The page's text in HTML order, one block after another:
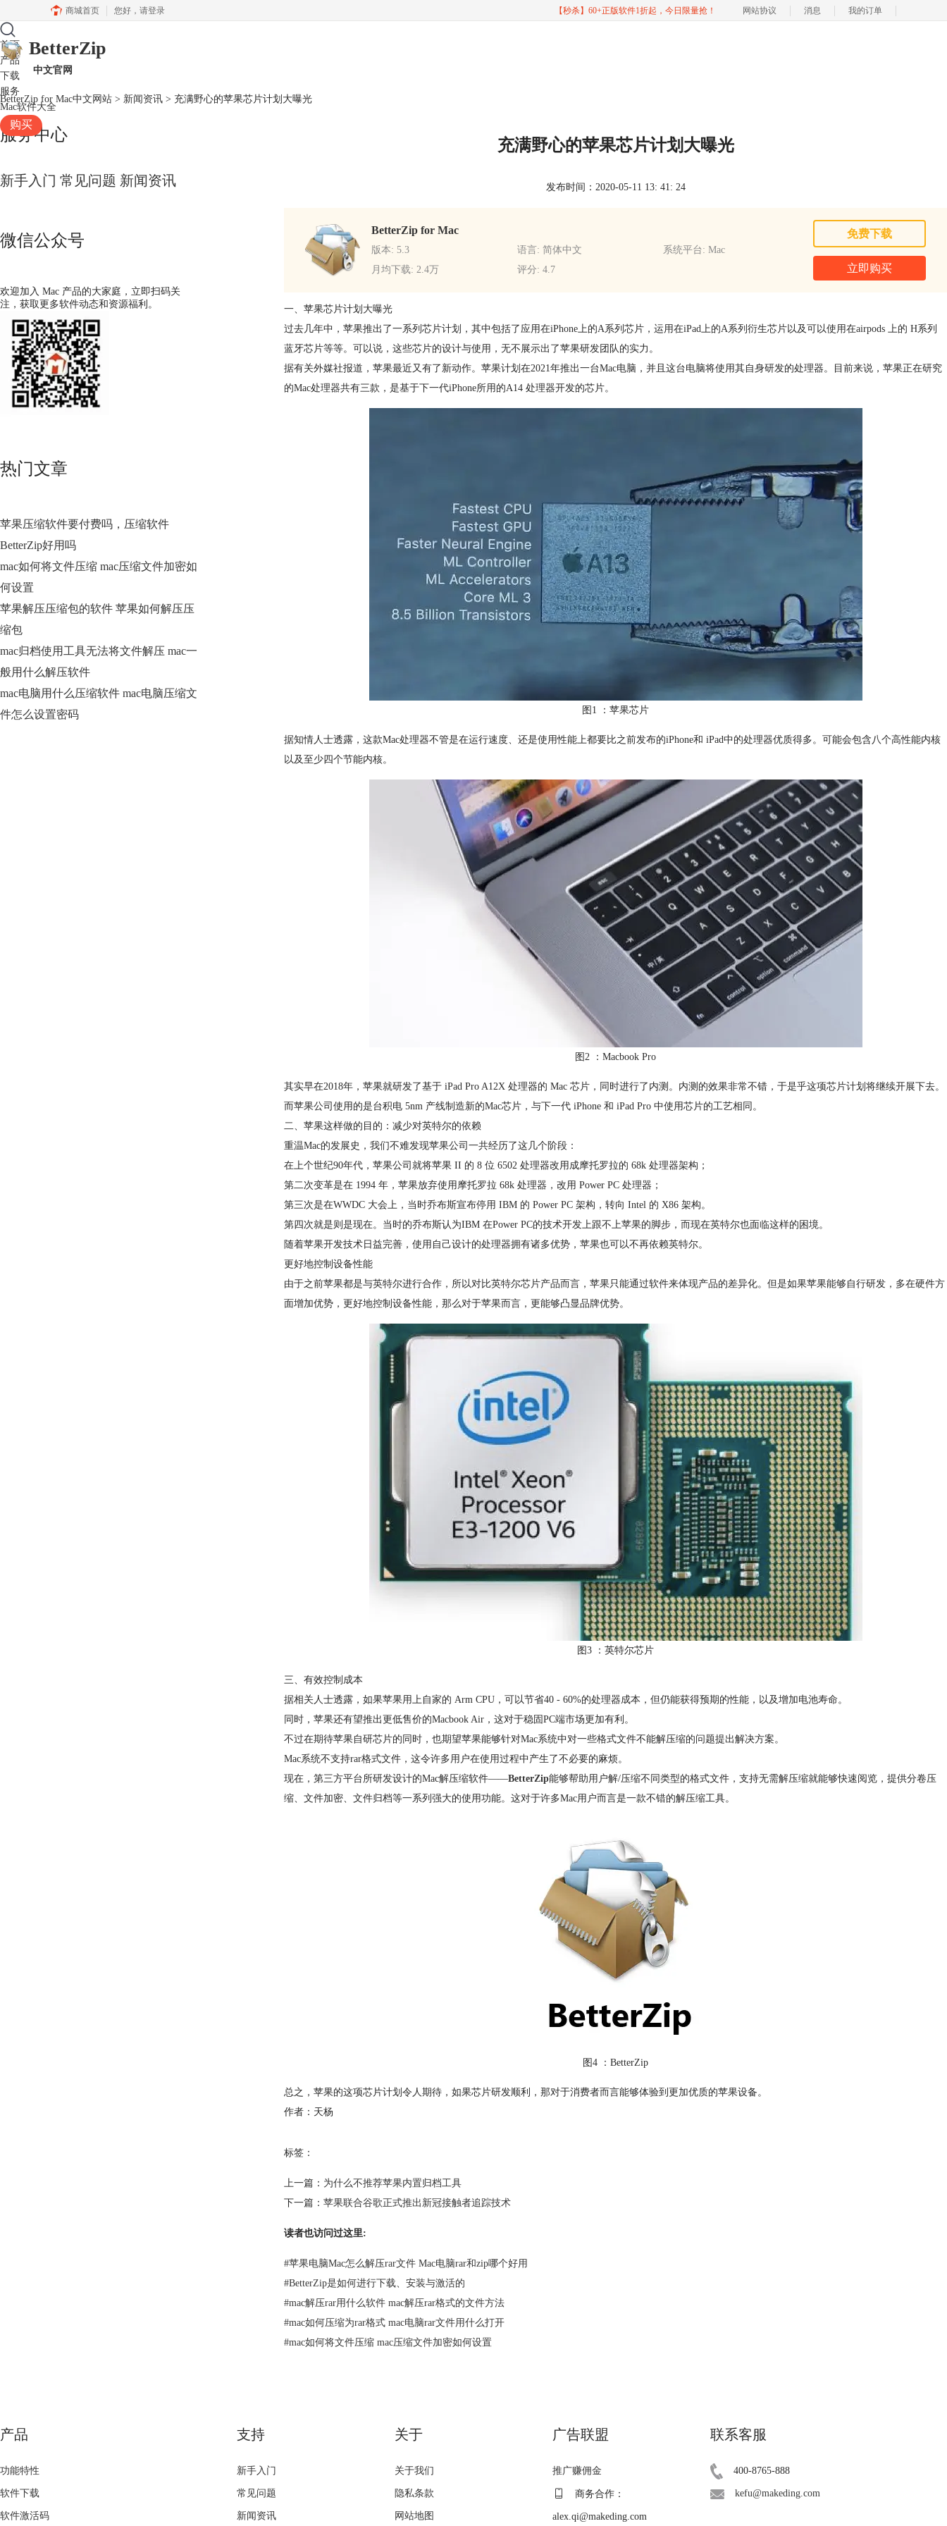
商城首页 您好， 请登录 【秒杀】60+正版软件1折起，今日限量抢！ 网站协议 消息 我的订单
BetterZip
中文官网
首页
产品
下载
服务
Mac软件大全
购买
BetterZip for Mac中文网站 > 新闻资讯 > 充满野心的苹果芯片计划大曝光
服务中心
新手入门 常见问题 新闻资讯
微信公众号
欢迎加入 Mac 产品的大家庭，立即扫码关
注，获取更多软件动态和资源福利。
热门文章
苹果压缩软件要付费吗，压缩软件
BetterZip好用吗
mac如何将文件压缩 mac压缩文件加密如
何设置
苹果解压压缩包的软件 苹果如何解压压
缩包
mac归档使用工具无法将文件解压 mac一
般用什么解压软件
mac电脑用什么压缩软件 mac电脑压缩文
件怎么设置密码
充满野心的苹果芯片计划大曝光
发布时间：2020-05-11 13: 41: 24
BetterZip for Mac
版本: 5.3 语言: 简体中文
系统平台: Mac
月均下载: 2.4万
评分: 4.7
免费下载
立即购买
一、苹果芯片计划大曝光
过去几年中，苹果推出了一系列芯片计划，其中包括了应用在iPhone上的A系列芯片，运用在iPad上的A系列衍生芯片以及可以使用在airpods 上的 H系列
蓝牙芯片等等。可以说，这些芯片的设计与使用，无不展示出了苹果研发团队的实力。
据有关外媒社报道，苹果最近又有了新动作。苹果计划在2021年推出一台Mac电脑，并且这台电脑将使用其自身研发的处理器。目前来说，苹果正在研究
的Mac处理器共有三款，是基于下一代iPhone所用的A14 处理器开发的芯片。
图1 ：苹果芯片
据知情人士透露，这款Mac处理器不管是在运行速度、还是使用性能上都要比之前发布的iPhone和 iPad中的处理器优质得多。可能会包含八个高性能内核
以及至少四个节能内核。
图2 ：Macbook Pro
其实早在2018年，苹果就研发了基于 iPad Pro A12X 处理器的 Mac 芯片，同时进行了内测。内测的效果非常不错，于是乎这项芯片计划将继续开展下去。
而苹果公司使用的是台积电 5nm 产线制造新的Mac芯片，与下一代 iPhone 和 iPad Pro 中使用芯片的工艺相同。
二、苹果这样做的目的：减少对英特尔的依赖
重温Mac的发展史，我们不难发现苹果公司一共经历了这几个阶段：
在上个世纪90年代，苹果公司就将苹果 II 的 8 位 6502 处理器改用成摩托罗拉的 68k 处理器架构；
第二次变革是在 1994 年，苹果放弃使用摩托罗拉 68k 处理器，改用 Power PC 处理器；
第三次是在WWDC 大会上，当时乔布斯宣布停用 IBM 的 Power PC 架构，转向 Intel 的 X86 架构。
第四次就是则是现在。当时的乔布斯认为IBM 在Power PC的技术开发上跟不上苹果的脚步，而现在英特尔也面临这样的困境。
随着苹果开发技术日益完善，使用自己设计的处理器拥有诸多优势，苹果也可以不再依赖英特尔。
更好地控制设备性能
由于之前苹果都是与英特尔进行合作，所以对比英特尔芯片产品而言，苹果只能通过软件来体现产品的差异化。但是如果苹果能够自行研发，多在硬件方
面增加优势，更好地控制设备性能，那么对于苹果而言，更能够凸显品牌优势。
图3 ：英特尔芯片
三、有效控制成本
据相关人士透露，如果苹果用上自家的 Arm CPU，可以节省40 - 60%的处理器成本，但仍能获得预期的性能，以及增加电池寿命。
同时，苹果还有望推出更低售价的Macbook Air，这对于稳固PC端市场更加有利。
不过在期待苹果自研芯片的同时，也期望苹果能够针对Mac系统中对一些格式文件不能解压缩的问题提出解决方案。
Mac系统不支持rar格式文件，这令许多用户在使用过程中产生了不必要的麻烦。
现在，第三方平台所研发设计的Mac解压缩软件——BetterZip能够帮助用户解/压缩不同类型的格式文件，支持无需解压缩就能够快速阅览，提供分卷压
缩、文件加密、文件归档等一系列强大的使用功能。这对于许多Mac用户而言是一款不错的解压缩工具。
图4 ：BetterZip
总之，苹果的这项芯片计划令人期待，如果芯片研发顺利，那对于消费者而言能够体验到更加优质的苹果设备。
作者：天杨
标签：
上一篇： 为什么不推荐苹果内置归档工具
下一篇：苹果联合谷歌正式推出新冠接触者追踪技术
读者也访问过这里:
#苹果电脑Mac怎么解压rar文件 Mac电脑rar和zip哪个好用
#BetterZip是如何进行下载、安装与激活的
#mac解压rar用什么软件 mac解压rar格式的文件方法
#mac如何压缩为rar格式 mac电脑rar文件用什么打开
#mac如何将文件压缩 mac压缩文件加密如何设置
产品
功能特性
软件下载
软件激活码
支持
新手入门
常见问题
新闻资讯
关于
关于我们
隐私条款
网站地图
广告联盟
推广赚佣金
商务合作：
alex.qi@makeding.com
联系客服
400-8765-888
kefu@makeding.com